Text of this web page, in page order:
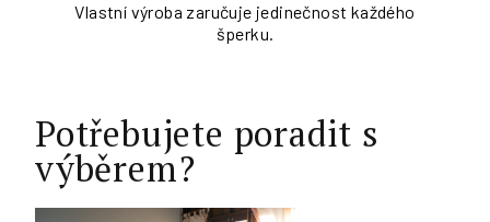
Vlastní výroba zaručuje jedinečnost každého
šperku.
Potřebujete poradit s
výběrem?